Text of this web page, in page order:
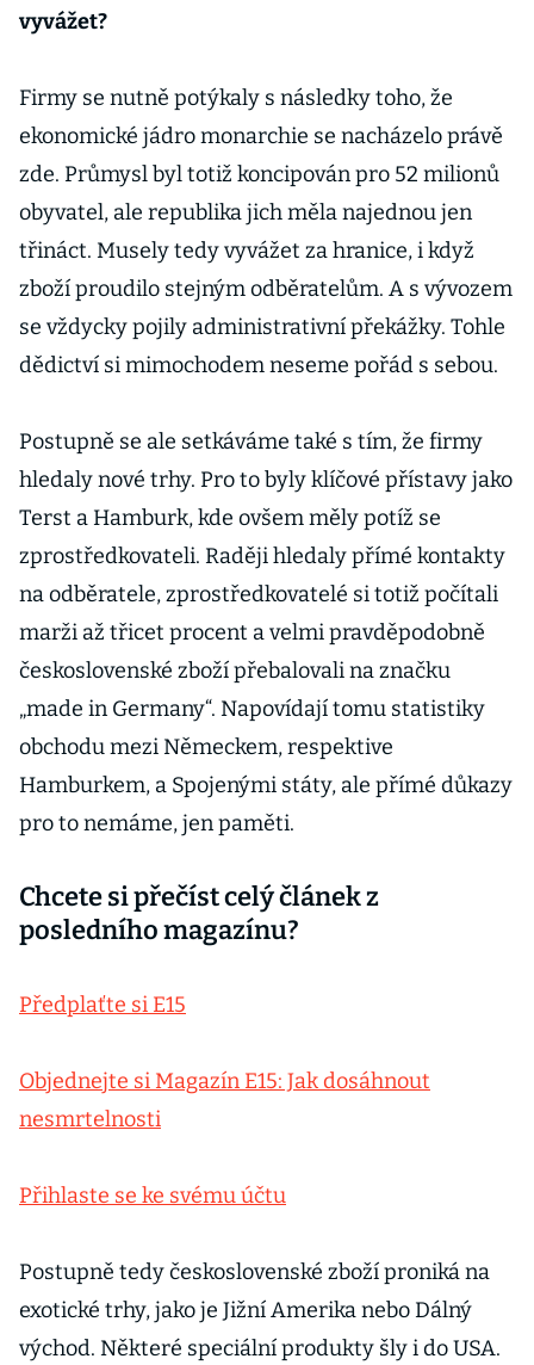
vyvážet?
Firmy se nutně potýkaly s následky toho, že
ekonomické jádro monarchie se nacházelo právě
zde. Průmysl byl totiž koncipován pro 52 milionů
obyvatel, ale republika jich měla najednou jen
třináct. Musely tedy vyvážet za hranice, i když
zboží proudilo stejným odběratelům. A s vývozem
se vždycky pojily administrativní překážky. Tohle
dědictví si mimochodem neseme pořád s sebou.
Postupně se ale setkáváme také s tím, že firmy
hledaly nové trhy. Pro to byly klíčové přístavy jako
Terst a Hamburk, kde ovšem měly potíž se
zprostředkovateli. Raději hledaly přímé kontakty
na odběratele, zprostředkovatelé si totiž počítali
marži až třicet procent a velmi pravděpodobně
československé zboží přebalovali na značku
„made in Germany“. Napovídají tomu statistiky
obchodu mezi Německem, respektive
Hamburkem, a Spojenými státy, ale přímé důkazy
pro to nemáme, jen paměti.
Chcete si přečíst celý článek z
posledního magazínu?
Předplaťte si E15
Objednejte si Magazín E15: Jak dosáhnout
nesmrtelnosti
Přihlaste se ke svému účtu
Postupně tedy československé zboží proniká na
exotické trhy, jako je Jižní Amerika nebo Dálný
východ. Některé speciální produkty šly i do USA.